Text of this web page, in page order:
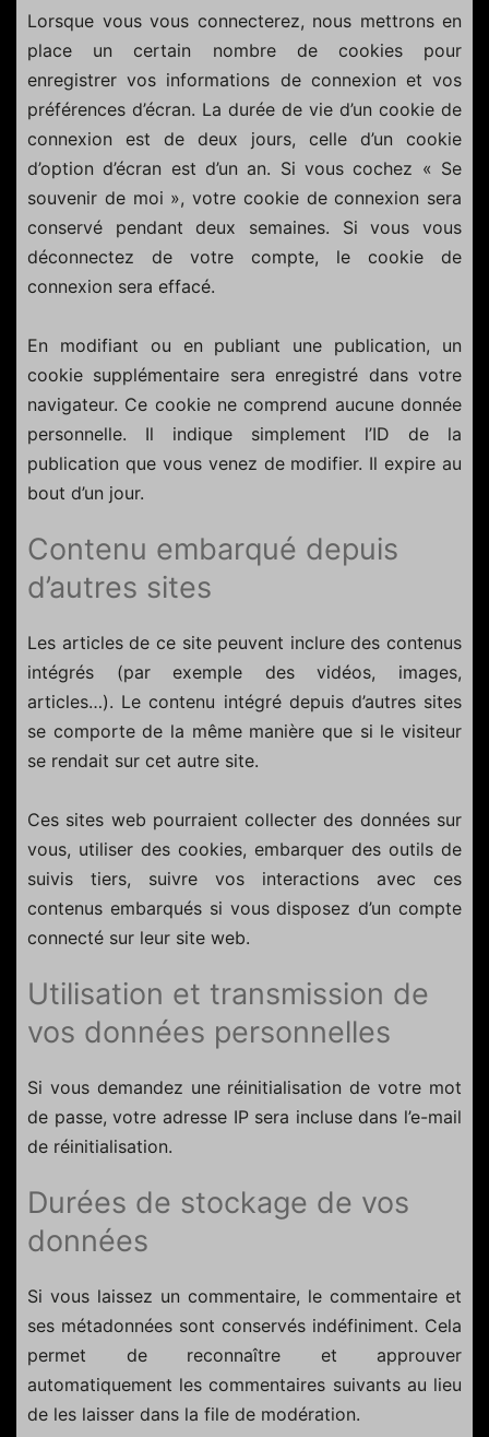
Lorsque vous vous connecterez, nous mettrons en
place un certain nombre de cookies pour
enregistrer vos informations de connexion et vos
préférences d’écran. La durée de vie d’un cookie de
connexion est de deux jours, celle d’un cookie
d’option d’écran est d’un an. Si vous cochez « Se
souvenir de moi », votre cookie de connexion sera
conservé pendant deux semaines. Si vous vous
déconnectez de votre compte, le cookie de
connexion sera effacé.
En modifiant ou en publiant une publication, un
cookie supplémentaire sera enregistré dans votre
navigateur. Ce cookie ne comprend aucune donnée
personnelle. Il indique simplement l’ID de la
publication que vous venez de modifier. Il expire au
bout d’un jour.
Contenu embarqué depuis
d’autres sites
Les articles de ce site peuvent inclure des contenus
intégrés (par exemple des vidéos, images,
articles…). Le contenu intégré depuis d’autres sites
se comporte de la même manière que si le visiteur
se rendait sur cet autre site.
Ces sites web pourraient collecter des données sur
vous, utiliser des cookies, embarquer des outils de
suivis tiers, suivre vos interactions avec ces
contenus embarqués si vous disposez d’un compte
connecté sur leur site web.
Utilisation et transmission de
vos données personnelles
Si vous demandez une réinitialisation de votre mot
de passe, votre adresse IP sera incluse dans l’e-mail
de réinitialisation.
Durées de stockage de vos
données
Si vous laissez un commentaire, le commentaire et
ses métadonnées sont conservés indéfiniment. Cela
permet de reconnaître et approuver
automatiquement les commentaires suivants au lieu
de les laisser dans la file de modération.